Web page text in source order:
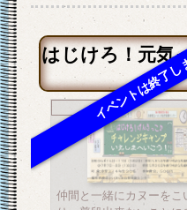
はじけろ！元気
仲間と一緒にカヌーをこ